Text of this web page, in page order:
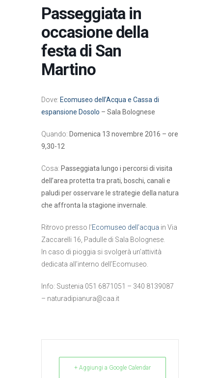
Passeggiata in
occasione della
festa di San
Martino
Dove: Ecomuseo dell’Acqua e Cassa di
espansione Dosolo – Sala Bolognese
Quando: Domenica 13 novembre 2016 – ore
9,30-12
Cosa: Passeggiata lungo i percorsi di visita
dell’area protetta tra prati, boschi, canali e
paludi per osservare le strategie della natura
che affronta la stagione invernale.
Ritrovo presso l’Ecomuseo dell’acqua in Via
Zaccarelli 16, Padulle di Sala Bolognese.
In caso di pioggia si svolgerà un’attività
dedicata all’interno dell’Ecomuseo.
Info: Sustenia 051 6871051 – 340 8139087
– naturadipianura@caa.it
+ Aggiungi a Google Calendar